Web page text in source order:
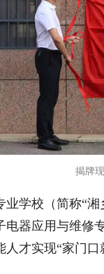
揭牌现
业学校（简称“
器应用与维修
才实现“家门口